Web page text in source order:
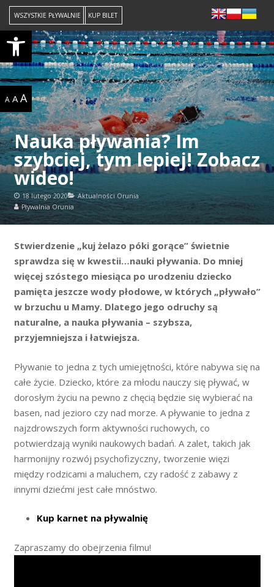
Open toolbar
WSZYSTKIE PŁYWALNIE KUP BILET
A A A
Nauka pływania? Im
szybciej, tym lepiej! Zobacz
wideo!
18 lutego 2020
Aktualności Orunia
Pływalnia Orunia
Stwierdzenie „kuj żelazo póki gorące” świetnie
sprawdza się w kwestii…nauki pływania. Do mniej
więcej szóstego miesiąca po urodzeniu dziecko
pamięta jeszcze wody płodowe, w których „pływało”
w brzuchu u Mamy. Dlatego jego odruchy są
naturalne, a nauka pływania – szybsza,
przyjemniejsza i łatwiejsza.
Pływanie to jedna z tych umiejętności, które nabywa się na
całe życie. Dziecko, które za młodu nauczy się pływać, w
dorosłym życiu na pewno z chęcią będzie się wybierać na
basen, nad jezioro czy nad morze. A pływanie to jedna z
najzdrowszych form aktywności ruchowych, co
potwierdzają wyniki naukowych badań. A zalet, takich jak
harmonijny rozwój psychofizyczny, tworzenie więzi
między rodzicami a maluchem, czy radość z zabawy z
innymi dziećmi jest całe mnóstwo.
Kup karnet na pływalnię
Zapraszamy do obejrzenia filmu!